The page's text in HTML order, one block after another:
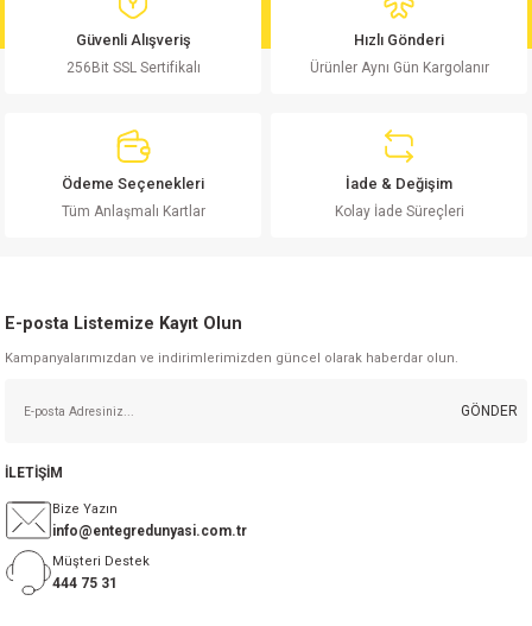
Görüş ve önerileriniz için teşekkür ederiz.
Ürün resmi kalitesiz, bozuk veya görüntülenemiyor.
Ürün bilgilerinde hatalar bulunuyor.
Bu ürüne benzer farklı alternatifler olmalı.
Gönder
Güvenli Alışveriş
256Bit SSL Sertifikalı
Hızlı Gönderi
Ürünler Aynı Gün Kargolanır
Ödeme Seçenekleri
Tüm Anlaşmalı Kartlar
İade & Değişim
Kolay İade Süreçleri
E-posta Listemize Kayıt Olun
Kampanyalarımızdan ve indirimlerimizden güncel olarak haberdar olun.
GÖNDER
İLETİŞİM
Bize Yazın
info@entegredunyasi.com.tr
Müşteri Destek
444 75 31